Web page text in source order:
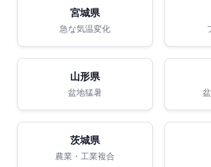
宮城県
急な気温変化
山形県
盆地猛暑
茨城県
農業・工業複合